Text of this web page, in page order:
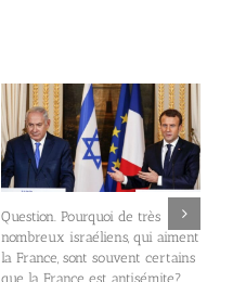
Question. Pourquoi de très
nombreux israéliens, qui aiment
la France, sont souvent certains
que la France est antisémite?